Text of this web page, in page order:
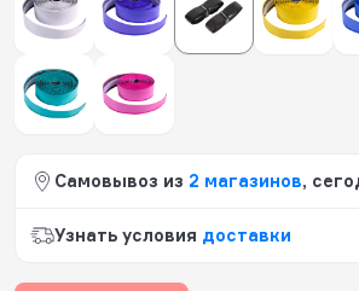
Самовывоз из 2 магазинов,
Узнать условия доставки